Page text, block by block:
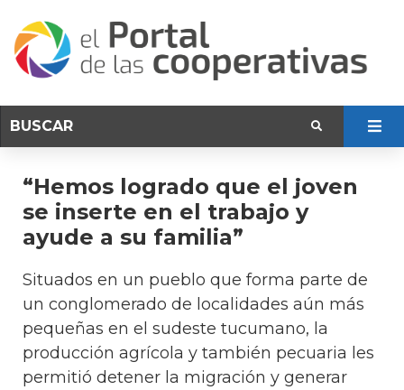
“Hemos logrado que el joven
se inserte en el trabajo y
ayude a su familia”
Situados en un pueblo que forma parte de
un conglomerado de localidades aún más
pequeñas en el sudeste tucumano, la
producción agrícola y también pecuaria les
permitió detener la migración y generar